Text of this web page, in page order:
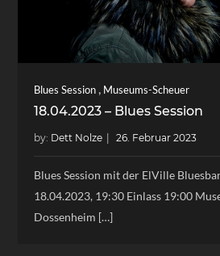
Blues Session , Museums-Scheuer
18.04.2023 – Blues Session
by: Dett Nolze
Blues Session mit der ElVille
18.04.2023, 19:30 Einlass 19:00
Dossenheim […]